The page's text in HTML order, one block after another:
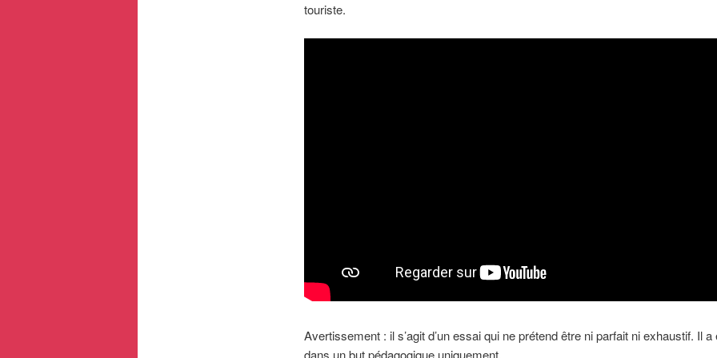
touriste.
Avertissement : il s’agit d’un essai qui ne prétend être ni parfait ni exhaustif. Il
dans un but pédagogique uniquement.